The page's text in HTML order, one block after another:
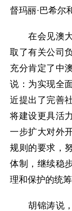
督玛丽·巴希尔
在会见澳大
取了有关公司
充分肯定了中
说：为实现全
近提出了完善
将建设更具活
一步扩大对外
规则的要求，
体制，继续稳
理和保护的统筹
胡锦涛说，